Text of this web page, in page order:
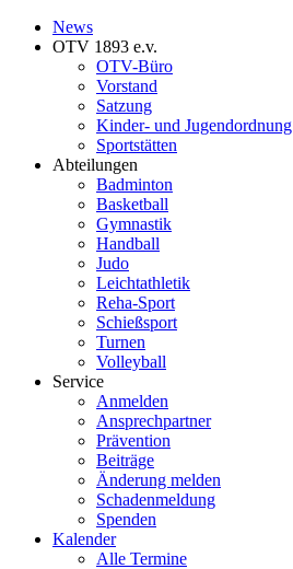
News
OTV 1893 e.v.
OTV-Büro
Vorstand
Satzung
Kinder- und Jugendordnung
Sportstätten
Abteilungen
Badminton
Basketball
Gymnastik
Handball
Judo
Leichtathletik
Reha-Sport
Schießsport
Turnen
Volleyball
Service
Anmelden
Ansprechpartner
Prävention
Beiträge
Änderung melden
Schadenmeldung
Spenden
Kalender
Alle Termine